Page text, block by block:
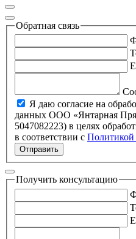
Обратная связь
Я даю согласие на
данных ООО «Янтарная
5047082223) в целях обработки запроса и обратной связи,
в соответствии с Политикой
Отправить
Получить консультацию